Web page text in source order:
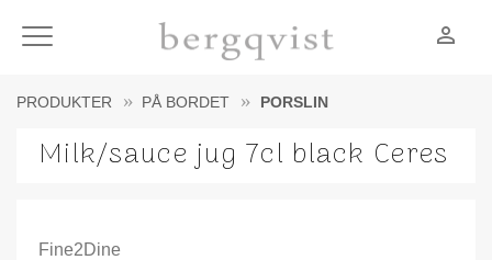
Meny person_outline
PRODUKTER PÅ BORDET PORSLIN
Milk/sauce jug 7cl black Ceres
Fine2Dine